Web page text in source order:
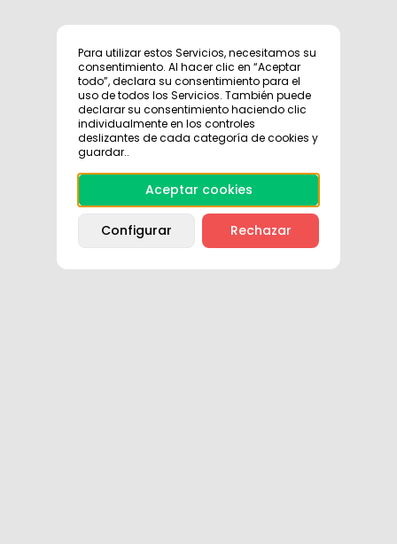
Para utilizar estos Servicios, necesitamos su
consentimiento. Al hacer clic en “Aceptar
todo”, declara su consentimiento para el
uso de todos los Servicios. También puede
declarar su consentimiento haciendo clic
individualmente en los controles
deslizantes de cada categoría de cookies y
guardar..
Aceptar cookies
Configurar Rechazar